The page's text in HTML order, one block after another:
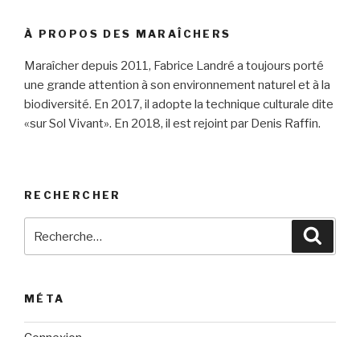
À PROPOS DES MARAÎCHERS
Maraîcher depuis 2011, Fabrice Landré a toujours porté
une grande attention à son environnement naturel et à la
biodiversité. En 2017, il adopte la technique culturale dite
«sur Sol Vivant». En 2018, il est rejoint par Denis Raffin.
RECHERCHER
pour
MÉTA